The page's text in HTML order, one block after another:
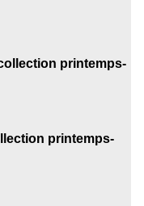
printemps-
printemps-